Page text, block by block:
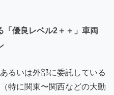
「優良レベル2＋＋」車両
るいは外部に委託している
特に関東〜関西などの大動